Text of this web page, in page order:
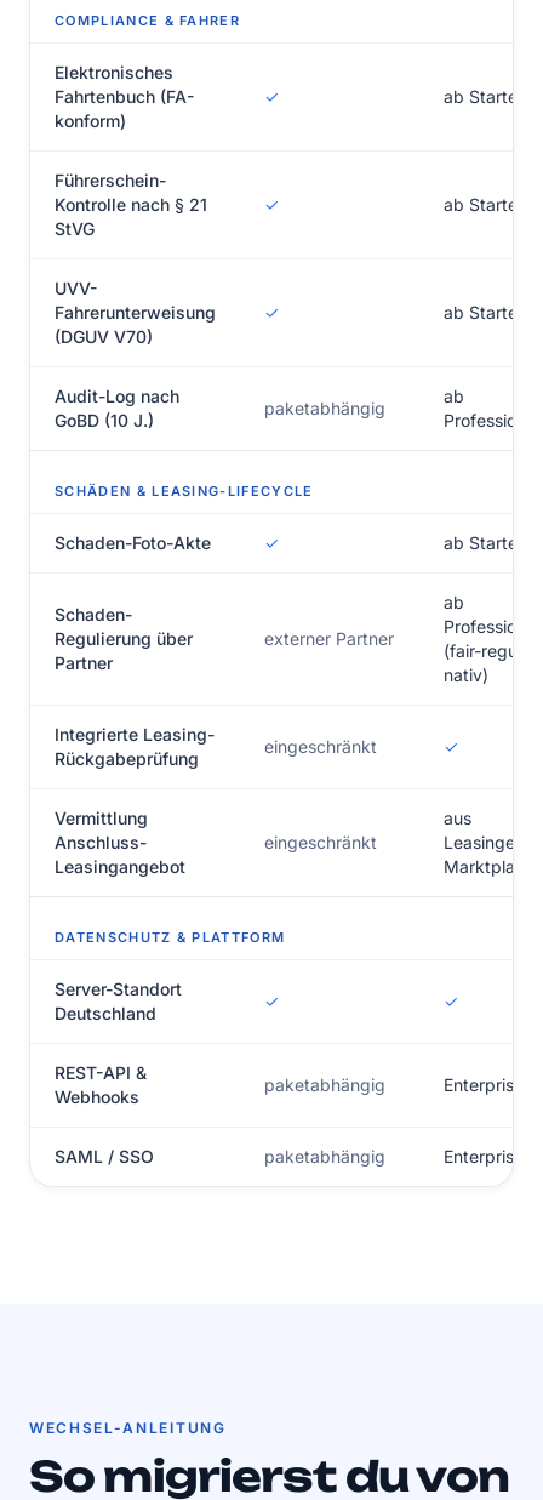
COMPLIANCE & FAHRER
Elektronisches
Fahrtenbuch (FA-
konform)
✓ ab Starter
Führerschein-
Kontrolle nach § 21
StVG
✓ ab Starter
UVV-
Fahrerunterweisung
(DGUV V70)
✓ ab Starter
Audit-Log nach
GoBD (10 J.)
paketabhängig
ab
Professional
SCHÄDEN & LEASING-LIFECYCLE
Schaden-Foto-Akte ✓ ab Starter
Schaden-
Regulierung über
Partner
externer Partner
ab
Professional
(fair-
nativ)
Integrierte Leasing-
Rückgabeprüfung
eingeschränkt ✓
Vermittlung
Anschluss-
Leasingangebot
eingeschränkt
aus
Marktplatz
DATENSCHUTZ & PLATTFORM
Server-Standort
Deutschland
✓ ✓
REST-API &
Webhooks
paketabhängig Enterprise
SAML / SSO paketabhängig Enterprise
WECHSEL-ANLEITUNG
So migrierst du von